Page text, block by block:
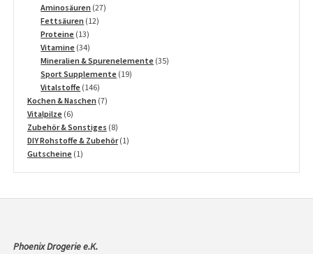
Aminosäuren 2727
Fettsäuren 1212
Proteine 1313
Produkte
Vitamine 3434
Produkte
Mineralien & Spurenelemente 3535
Sport Supplemente 1919
Vitalstoffe 146146
Produkte
Kochen & Naschen 77
Vitalpilze 66
Produkte
Zubehör & Sonstiges 88
Produkte
DIY Rohstoffe & Zubehör 11
Gutscheine 11
Phoenix Drogerie e.K.